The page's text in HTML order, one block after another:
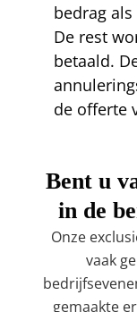
bedrag
De rest
betaald.
de offerte
Bent u
in de
Onze
vaak
gemaakte